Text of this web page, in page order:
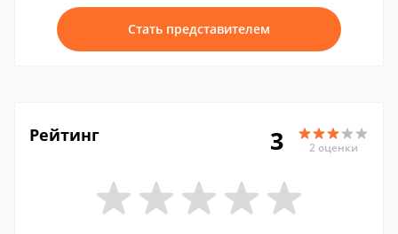
Стать представителем
Рейтинг 3 2 оценки